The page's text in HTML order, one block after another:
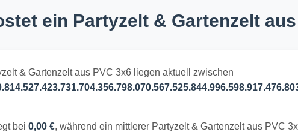
ein Partyzelt & Gartenzelt
& Gartenzelt aus PVC 3x6 liegen aktuell zwischen
bei 0,00 €, während ein mittlerer Partyzelt & Gartenzelt aus PVC